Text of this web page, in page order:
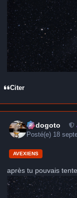
Citer
frédogoto
Posté(e) 18
AVEXIENS
après tu pouvais